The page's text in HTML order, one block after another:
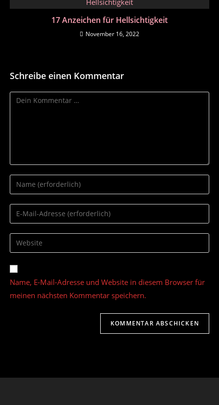
17 Anzeichen für Hellsichtigkeit
November 16, 2022
Schreibe einen Kommentar
Kommentar
Gib
deinen
Namen
oder
zum
Kommentieren
ein
Gib
deine
E-
Mail-
zum
Kommentieren
ein
Gib
deine
Website-
URL
ein
(optional)
Name, E-Mail-Adresse und Website in diesem Browser für
meinen nächsten Kommentar speichern.